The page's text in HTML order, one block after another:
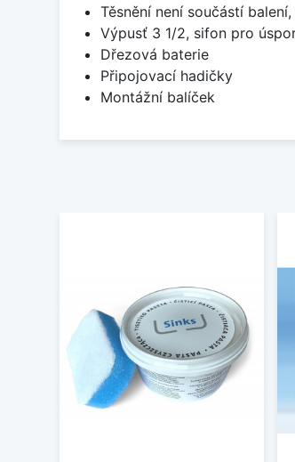
Těsnění není součástí
Výpusť 3 1/2, sifon pro
Dřezová baterie
Připojovací hadičky
Montážní balíček